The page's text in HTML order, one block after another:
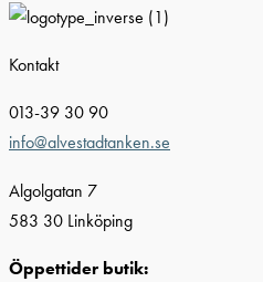
Kontakt
013-39 30 90
info@alvestadtanken.se
Algolgatan 7
583 30 Linköping
Öppettider butik: